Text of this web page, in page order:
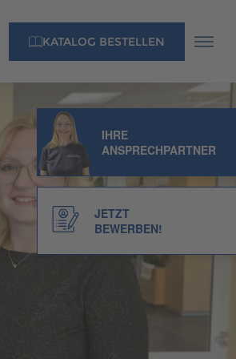
KATALOG BESTELLEN
MUSTERHAUS FINDEN
MUSTERHAUS FINDEN
IHRE
ANSPRECHPARTNER
JETZT
BEWERBEN!